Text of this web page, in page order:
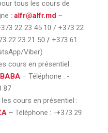
tous les cours de
: alfr@alfr.md –
22 23 45 10 / +373 22
22 23 21 50 / +373 61
Viber)
cours en présentiel :
– Téléphone : -
87
les cours en présentiel :
– Téléphone : -+373 29